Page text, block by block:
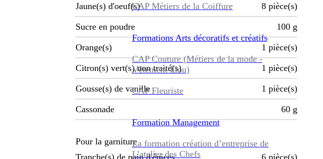
CAP Métiers de la Coiffure
Formations Arts décoratifs et créatifs
CAP Couture (Métiers de la mode -
Vêtement Flou)
CAP Fleuriste
Formation Management
La formation création d’entreprise de
L’atelier des Chefs
Jaune(s) d'oeuf(s) 8 pièce(s)
Sucre en poudre 100 g
Orange(s) 1 pièce(s)
Citron(s) vert(s) non traité(s) 1 pièce(s)
Gousse(s) de vanille 1 pièce(s)
Cassonade 60 g
Pour la garniture